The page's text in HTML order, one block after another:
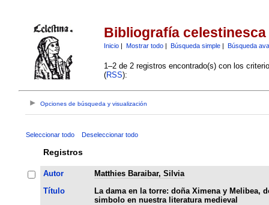
Bibliografía celestinesca
Inicio| Mostrar todo| Búsqueda simple| Búsqueda
1–2 de 2 registros encontrado(s) con los
(RSS):
Opciones de búsqueda y visualización
Seleccionar todo Deseleccionar todo
Registros
Autor
Matthies Baraibar, Silvia
Título
La dama en la torre: doña Ximena y Melibea,
simbolo en nuestra literatura medieval